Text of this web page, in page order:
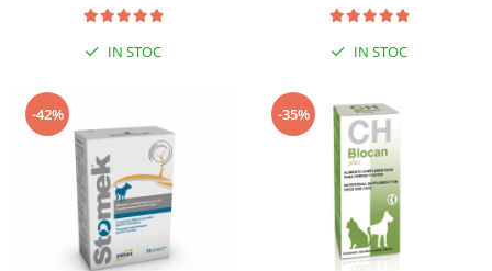
IN STOC IN STOC
-42% -35%